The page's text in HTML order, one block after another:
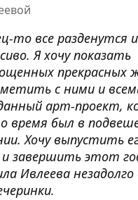
то все разденутся
Я хочу показать
прекрасных
с ними и
арт-проект,
время был в
Хочу выпустить
и завершить этот
Ивлеева незадолго